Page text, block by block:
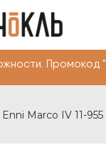
Enni Marco IV 11-955